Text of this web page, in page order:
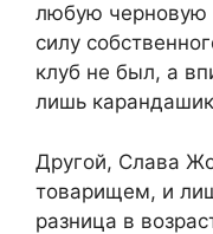
любую черновую
силу
клуб не был, а
лишь
Другой, Слава
товарищем, и
разница в